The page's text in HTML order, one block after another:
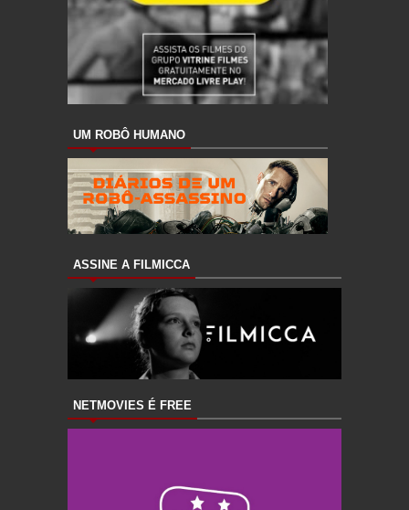
UM ROBÔ HUMANO
ASSINE A FILMICCA
NETMOVIES É FREE